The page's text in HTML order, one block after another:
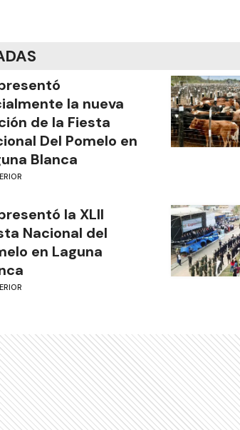
la nueva
de la Fiesta
Del Pomelo en
Blanca
la XLII
Nacional del
en Laguna